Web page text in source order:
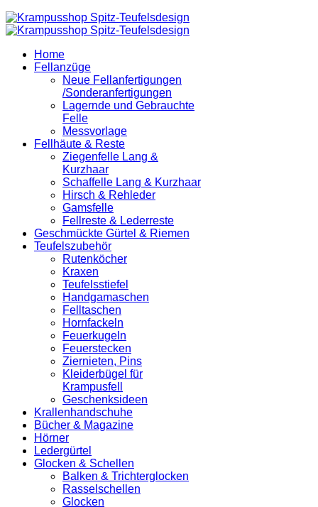
Home
Fellanzüge
Neue Fellanfertigungen
/Sonderanfertigungen
Lagernde und Gebrauchte
Felle
Messvorlage
Fellhäute & Reste
Ziegenfelle Lang &
Kurzhaar
Schaffelle Lang & Kurzhaar
Hirsch & Rehleder
Gamsfelle
Fellreste & Lederreste
Geschmückte Gürtel & Riemen
Teufelszubehör
Rutenköcher
Kraxen
Teufelsstiefel
Handgamaschen
Felltaschen
Hornfackeln
Feuerkugeln
Feuerstecken
Ziernieten, Pins
Kleiderbügel für
Krampusfell
Geschenksideen
Krallenhandschuhe
Bücher & Magazine
Hörner
Ledergürtel
Glocken & Schellen
Balken & Trichterglocken
Rasselschellen
Glocken